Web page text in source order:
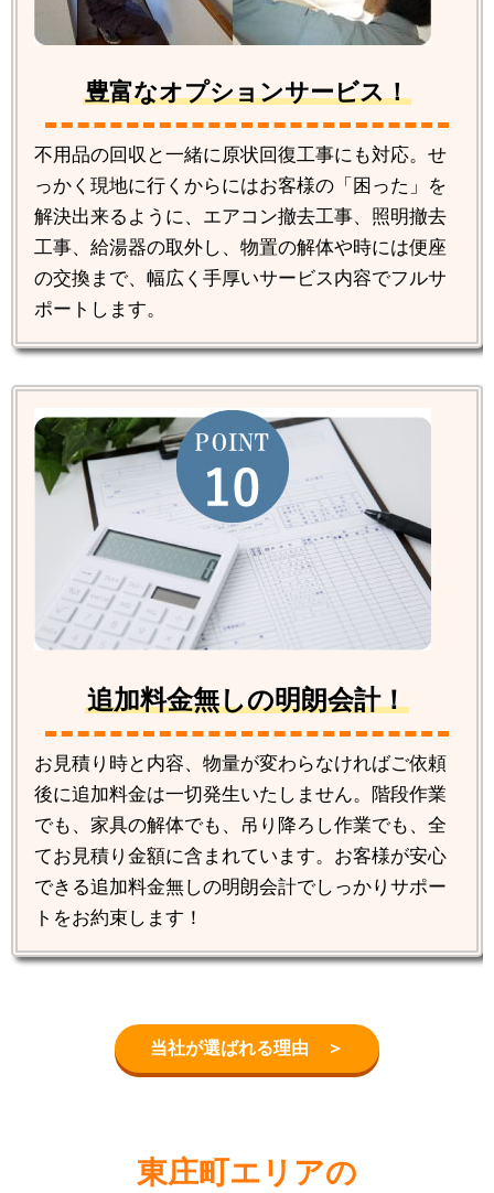
豊富なオプションサービス！
不用品の回収と一緒に原状回復工事にも対応。せ
っかく現地に行くからにはお客様の「困った」を
解決出来るように、エアコン撤去工事、照明撤去
工事、給湯器の取外し、物置の解体や時には便座
の交換まで、幅広く手厚いサービス内容でフルサ
ポートします。
追加料金無しの明朗会計！
お見積り時と内容、物量が変わらなければご依頼
後に追加料金は一切発生いたしません。階段作業
でも、家具の解体でも、吊り降ろし作業でも、全
てお見積り金額に含まれています。お客様が安心
できる追加料金無しの明朗会計でしっかりサポー
トをお約束します！
当社が選ばれる理由 ＞
東庄町エリアの